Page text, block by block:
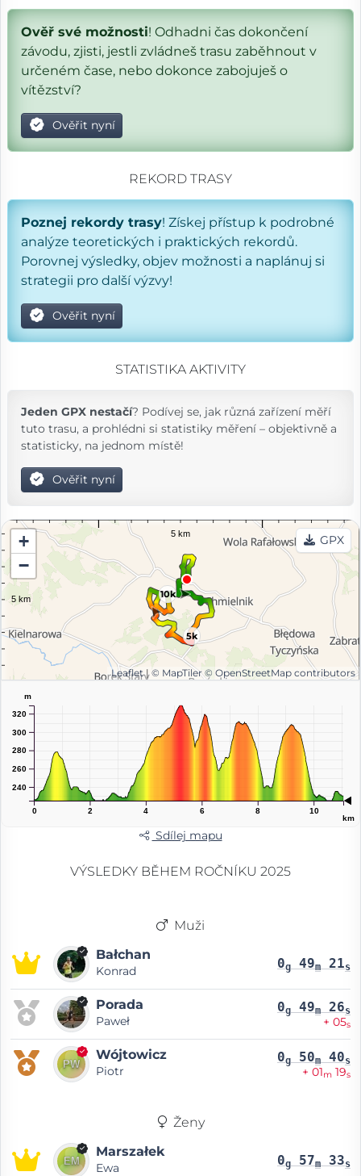
Ověř své možnosti! Odhadni čas dokončení
závodu, zjisti, jestli zvládneš trasu zaběhnout v
určeném čase, nebo dokonce zabojuješ o
vítězství?
Ověřit nyní
REKORD TRASY
Poznej rekordy trasy! Získej přístup k podrobné
analýze teoretických i praktických rekordů.
Porovnej výsledky, objev možnosti a naplánuj si
strategii pro další výzvy!
Ověřit nyní
STATISTIKA AKTIVITY
Jeden GPX nestačí? Podívej se, jak různá zařízení měří
tuto trasu, a prohlédni si statistiky měření – objektivně a
statisticky, na jednom místě!
Ověřit nyní
10k
5k
+
−
GPX
Leaflet | © MapTiler © OpenStreetMap contributors
0 2 4 6 8 10
km
240
260
280
300
320
m
Sdílej mapu
VÝSLEDKY BĚHEM ROČNÍKU 2025
Muži
Bałchan
Konrad 0g 49m 21s
Porada
Paweł
0g 49m 26s
+ 05s
Wójtowicz
Piotr
0g 50m 40s
+ 01m 19s
Ženy
Marszałek
Ewa 0g 57m 33s